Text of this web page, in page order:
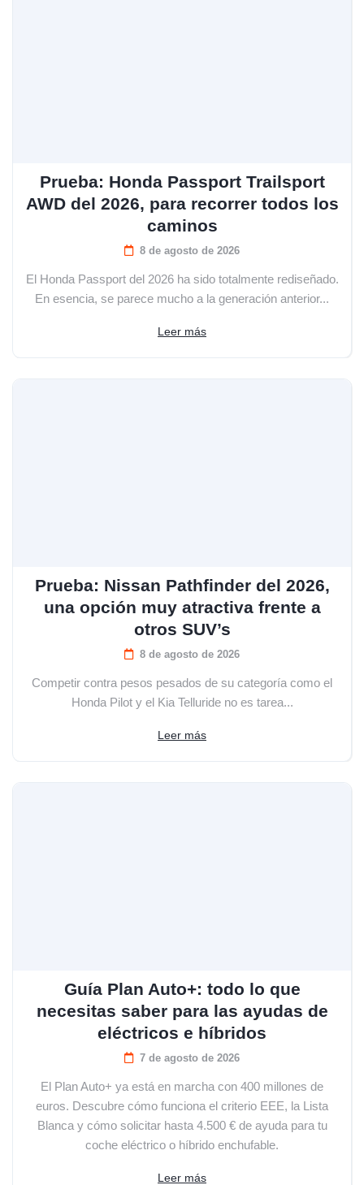
Prueba: Honda Passport Trailsport
AWD del 2026, para recorrer todos los
caminos
8 de agosto de 2026
El Honda Passport del 2026 ha sido totalmente rediseñado.
En esencia, se parece mucho a la generación anterior...
Leer más
Prueba: Nissan Pathfinder del 2026,
una opción muy atractiva frente a
otros SUV’s
8 de agosto de 2026
Competir contra pesos pesados de su categoría como el
Honda Pilot y el Kia Telluride no es tarea...
Leer más
Guía Plan Auto+: todo lo que
necesitas saber para las ayudas de
eléctricos e híbridos
7 de agosto de 2026
El Plan Auto+ ya está en marcha con 400 millones de
euros. Descubre cómo funciona el criterio EEE, la Lista
Blanca y cómo solicitar hasta 4.500 € de ayuda para tu
coche eléctrico o híbrido enchufable.
Leer más